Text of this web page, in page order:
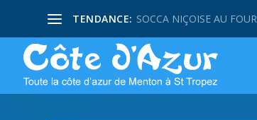
TENDANCE: SOCCA NIÇOISE AU FOUR